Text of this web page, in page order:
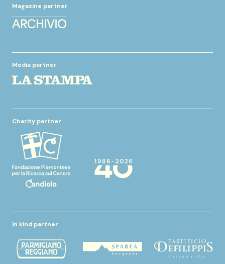
Magazine partner
Media partner
Charity partner
In kind partner